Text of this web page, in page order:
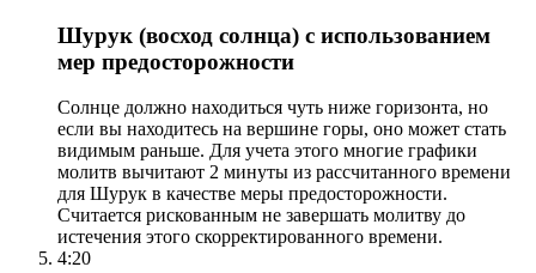
Шурук (восход солнца) с использованием
мер предосторожности
Солнце должно находиться чуть ниже горизонта, но
если вы находитесь на вершине горы, оно может стать
видимым раньше. Для учета этого многие графики
молитв вычитают 2 минуты из рассчитанного времени
для Шурук в качестве меры предосторожности.
Считается рискованным не завершать молитву до
истечения этого скорректированного времени.
4:20